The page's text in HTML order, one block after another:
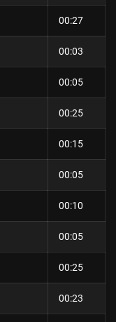
00:27
00:03
00:05
00:25
00:15
00:05
00:10
00:05
00:25
00:23